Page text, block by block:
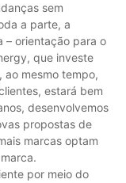
sem
a parte, a
– orientação para o
que investe
ao mesmo tempo,
estará bem
desenvolvemos
propostas de
marcas optam
por meio do